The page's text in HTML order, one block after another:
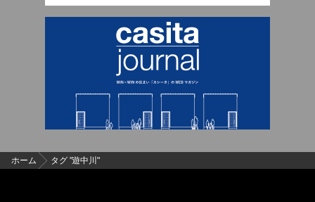
ホーム タグ "遊中川"